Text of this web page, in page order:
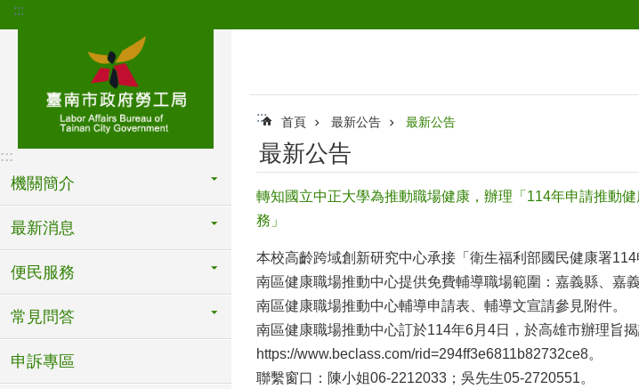
跳到主要內容區塊
:::
:::
機關簡介
最新消息
便民服務
常見問答
申訴專區
::: 首頁 最新公告 最新公告
最新公告
轉知國立中正大學為推動職場健康，辦理「114年申請推動
務」
本校高齡跨域創新研究中心承接「衛生福利部國民健康署
南區健康職場推動中心提供免費輔導職場範圍：嘉義縣、嘉
南區健康職場推動中心輔導申請表、輔導文宣請參見附件。
南區健康職場推動中心訂於114年6月4日，於高雄市辦理旨
https://www.beclass.com/rid=294ff3e6811b82732ce8。
聯繫窗口：陳小姐06-2212033；吳先生05-2720551。